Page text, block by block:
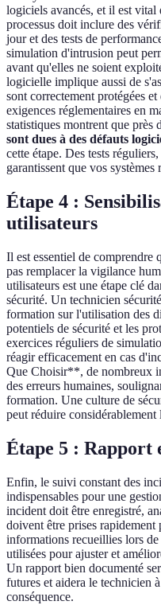
logiciels avancés, et il est vital
processus doit inclure des
jour et des tests de
simulation d'intrusion peut
avant qu'elles ne soient
logicielle implique aussi de
sont correctement protégées
exigences réglementaires en
statistiques montrent que près
sont dues à des défauts
cette étape. Des tests
garantissent que vos systèmes
Étape 4 :
utilisateurs
Il est essentiel de comprendre
pas remplacer la vigilance
utilisateurs est une étape clé
sécurité. Un technicien
formation sur l'utilisation des
potentiels de sécurité et les
exercices réguliers de
réagir efficacement en cas
Que Choisir**, de nombreux
des erreurs humaines,
formation. Une culture de
peut réduire considérablement
Étape 5 : Rapport
Enfin, le suivi constant des
indispensables pour une
incident doit être enregistré,
doivent être prises
informations recueillies lors
utilisées pour ajuster et
Un rapport bien documenté
futures et aidera le technicien
conséquence.